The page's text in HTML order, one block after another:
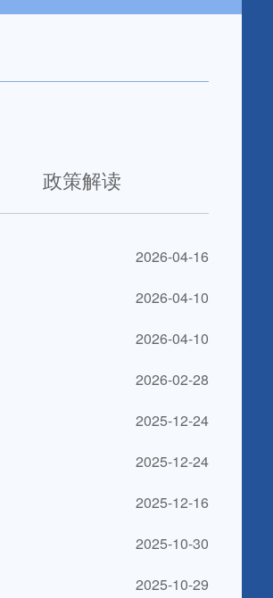
政策解读
2026-04-16
2026-04-10
2026-04-10
2026-02-28
2025-12-24
2025-12-24
2025-12-16
2025-10-30
2025-10-29